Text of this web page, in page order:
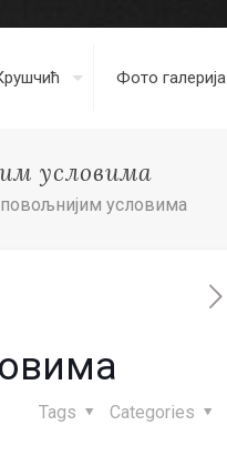
Фото галерија
условима
условима
Categories
Tags